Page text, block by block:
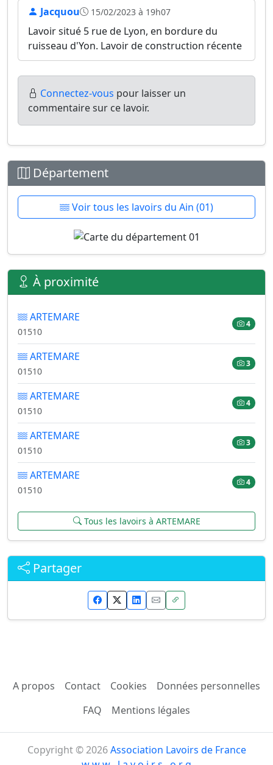
Jacquou 15/02/2023 à 19h07
Lavoir situé 5 rue de Lyon, en bordure du
ruisseau d'Yon. Lavoir de construction récente
Connectez-vous pour laisser un
commentaire sur ce lavoir.
Département
Voir tous les lavoirs du Ain (01)
À proximité
ARTEMARE
01510
4
ARTEMARE
01510
3
ARTEMARE
01510
4
ARTEMARE
01510
3
ARTEMARE
01510
4
Tous les lavoirs à ARTEMARE
Partager
A propos Contact Cookies
Données personnelles
FAQ
Mentions légales
Copyright © 2026Association Lavoirs de France